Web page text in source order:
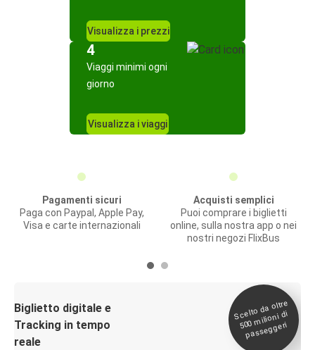
Visualizza i prezzi
4
Viaggi minimi ogni
giorno
Visualizza i viaggi
Pagamenti sicuri
Paga con Paypal, Apple Pay,
Visa e carte internazionali
Acquisti semplici
Puoi comprare i biglietti
online, sulla nostra app o nei
nostri negozi FlixBus
Biglietto digitale e
Tracking in tempo
reale
Scelto da oltre
500
milioni di
passeggeri